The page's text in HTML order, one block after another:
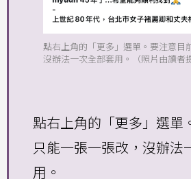
點右上角的「更多」選單。要注意目
沒辦法一次全部套用。（照片由讀者
點右上角的「更多」選單
只能一張一張改，沒辦法
用。